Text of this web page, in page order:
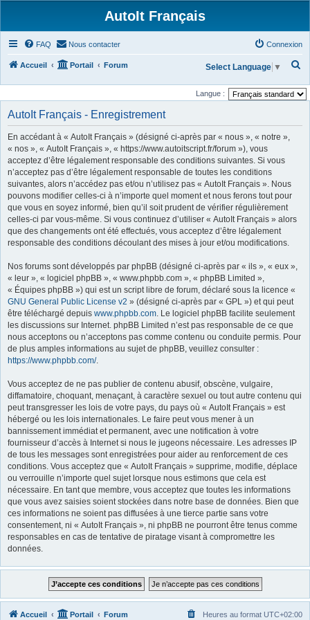
AutoIt Français
FAQ Nous contacter Connexion
Accueil Portail Forum
c
Select Language ▼
Langue :
AutoIt Français - Enregistrement
En accédant à « AutoIt Français » (désigné ci-après par « nous », « notre »,
« nos », « AutoIt Français », « https://www.autoitscript.fr/forum »), vous
acceptez d’être légalement responsable des conditions suivantes. Si vous
n’acceptez pas d’être légalement responsable de toutes les conditions
suivantes, alors n’accédez pas et/ou n’utilisez pas « AutoIt Français ». Nous
pouvons modifier celles-ci à n’importe quel moment et nous ferons tout pour
que vous en soyez informé, bien qu’il soit prudent de vérifier régulièrement
celles-ci par vous-même. Si vous continuez d’utiliser « AutoIt Français » alors
que des changements ont été effectués, vous acceptez d’être légalement
responsable des conditions découlant des mises à jour et/ou modifications.
Nos forums sont développés par phpBB (désigné ci-après par « ils », « eux »,
« leur », « logiciel phpBB », « www.phpbb.com », « phpBB Limited »,
« Équipes phpBB ») qui est un script libre de forum, déclaré sous la licence «
GNU General Public License v2 » (désigné ci-après par « GPL ») et qui peut
être téléchargé depuis www.phpbb.com. Le logiciel phpBB facilite seulement
les discussions sur Internet. phpBB Limited n’est pas responsable de ce que
nous acceptons ou n’acceptons pas comme contenu ou conduite permis. Pour
de plus amples informations au sujet de phpBB, veuillez consulter :
https://www.phpbb.com/.
Vous acceptez de ne pas publier de contenu abusif, obscène, vulgaire,
diffamatoire, choquant, menaçant, à caractère sexuel ou tout autre contenu qui
peut transgresser les lois de votre pays, du pays où « AutoIt Français » est
hébergé ou les lois internationales. Le faire peut vous mener à un
bannissement immédiat et permanent, avec une notification à votre
fournisseur d’accès à Internet si nous le jugeons nécessaire. Les adresses IP
de tous les messages sont enregistrées pour aider au renforcement de ces
conditions. Vous acceptez que « AutoIt Français » supprime, modifie, déplace
ou verrouille n’importe quel sujet lorsque nous estimons que cela est
nécessaire. En tant que membre, vous acceptez que toutes les informations
que vous avez saisies soient stockées dans notre base de données. Bien que
ces informations ne soient pas diffusées à une tierce partie sans votre
consentement, ni « AutoIt Français », ni phpBB ne pourront être tenus comme
responsables en cas de tentative de piratage visant à compromettre les
données.
Accueil Portail Forum Heures au format UTC+02:00